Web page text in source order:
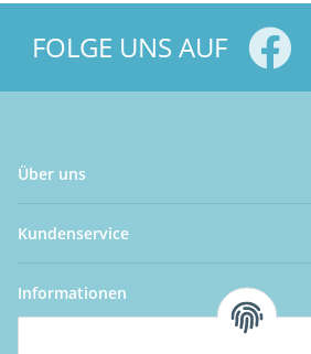
FOLGE UNS AUF
Über uns
Kundenservice
Informationen